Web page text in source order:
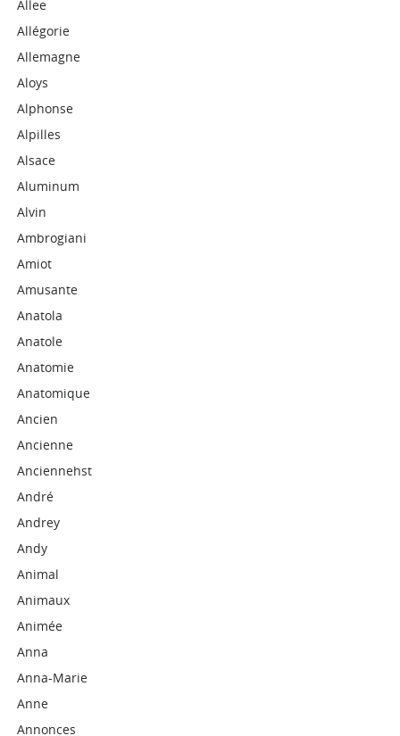
Allee
Allégorie
Allemagne
Aloys
Alphonse
Alpilles
Alsace
Aluminum
Alvin
Ambrogiani
Amiot
Amusante
Anatola
Anatole
Anatomie
Anatomique
Ancien
Ancienne
Anciennehst
André
Andrey
Andy
Animal
Animaux
Animée
Anna
Anna-Marie
Anne
Annonces